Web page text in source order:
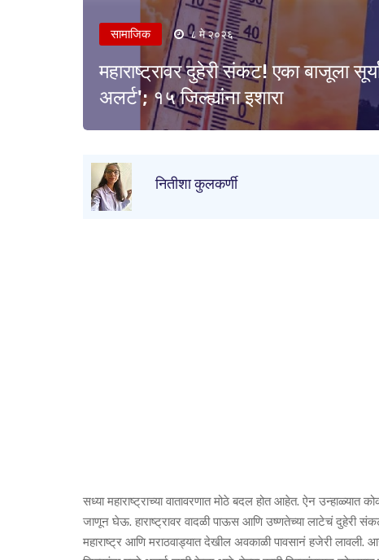
सामाजिक ८ मे २०२६
महाराष्ट्रावर दुहेरी संकट! एका बाजूला
अलर्ट'; १५ जिल्ह्यांना इशारा
नितीशा कुलकर्णी
सध्या महाराष्ट्राच्या वातावरणात मोठे बदल होत आहेत. ऐन
जाणून घेऊ. हाराष्ट्रावर वादळी पाऊस आणि उष्णतेच्या लाटेचं दुहेरी
महाराष्ट्र आणि मराठवाड्यात देखील अवकाळी पावसानं हजेरी लावली.